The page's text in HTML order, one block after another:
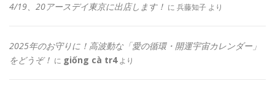
4/19、20アースデイ東京に出店します！ に 兵藤知子 より
2025年のお守りに！高波動な「愛の循環・開運宇宙カレンダー」
をどうぞ！ に giống cà tr4より